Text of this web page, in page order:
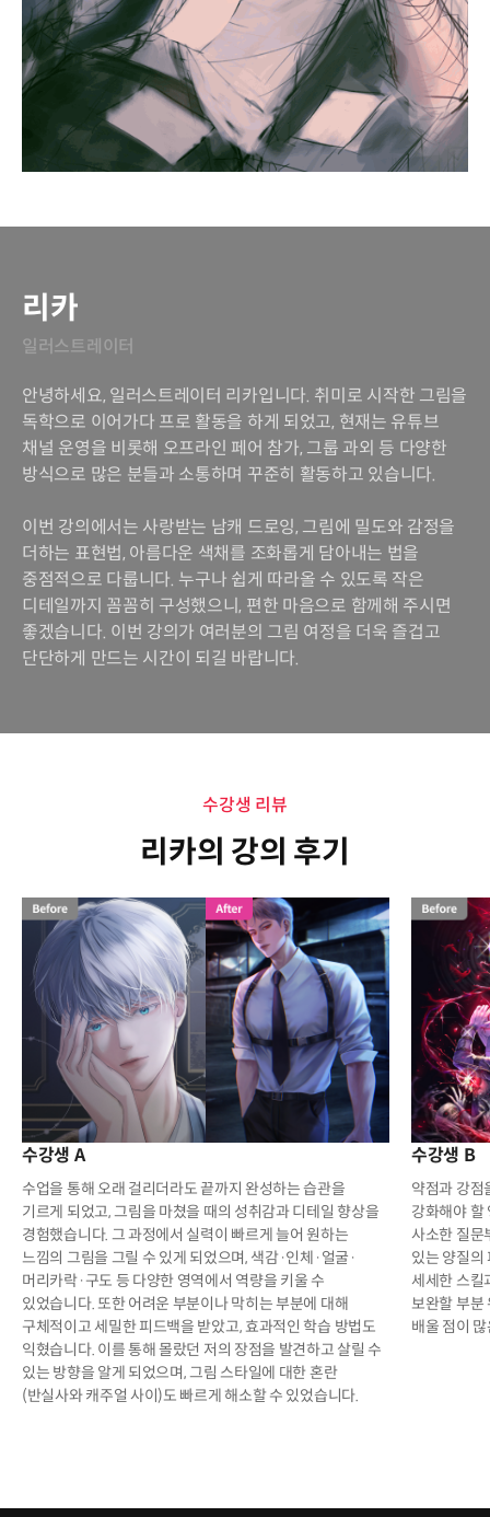
일러스트레이터
리카
안녕하세요, 일러스트레이터 리카입니다. 취미로 시작한 그림을
독학으로 이어가다 프로 활동을 하게 되었고, 현재는 유튜브
채널 운영을 비롯해 오프라인 페어 참가, 그룹 과외 등 다양한
방식으로 많은 분들과 소통하며 꾸준히 활동하고 있습니다.
이번 강의에서는 사랑받는 남캐 드로잉, 그림에 밀도와 감정을
더하는 표현법, 아름다운 색채를 조화롭게 담아내는 법을
중점적으로 다룹니다. 누구나 쉽게 따라올 수 있도록 작은
디테일까지 꼼꼼히 구성했으니, 편한 마음으로 함께해 주시면
좋겠습니다. 이번 강의가 여러분의 그림 여정을 더욱 즐겁고
단단하게 만드는 시간이 되길 바랍니다.
수강생 리뷰
리카의 강의 후기
수강생 A
수업을 통해 오래 걸리더라도 끝까지 완성하는 습관을
기르게 되었고, 그림을 마쳤을 때의 성취감과 디테일 향상을
경험했습니다. 그 과정에서 실력이 빠르게 늘어 원하는
느낌의 그림을 그릴 수 있게 되었으며, 색감·인체·얼굴·
머리카락·구도 등 다양한 영역에서 역량을 키울 수
있었습니다. 또한 어려운 부분이나 막히는 부분에 대해
구체적이고 세밀한 피드백을 받았고, 효과적인 학습 방법도
익혔습니다. 이를 통해 몰랐던 저의 장점을 발견하고 살릴 수
있는 방향을 알게 되었으며, 그림 스타일에 대한 혼란
(반실사와 캐주얼 사이)도 빠르게 해소할 수 있었습니다.
수강생 B
약점과 강점
강화해야 할
사소한 질문
있는 양질의
세세한 스킬
보완할 부분
배울 점이